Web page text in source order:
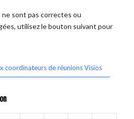
sont pas correctes ou
utilisez le bouton suivant pour
coordinateurs de réunions Visios